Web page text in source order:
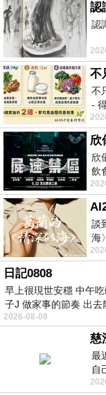
認
認
不
-
欣
飲
談
海
心
日記0808
早上很現世安穩 中午
子J 做家事的節奏 出
2026-08-08
慈
最
自
民